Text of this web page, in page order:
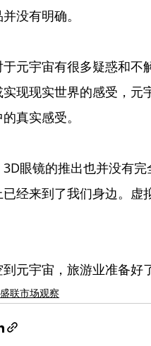
没有明确。
元宇宙有很多疑惑和不
现现实世界的感受，元
真实感受。
眼镜的推出也并没有
经来到了我们身边。虚
元宇宙，旅游业准备好
盛联市场观察